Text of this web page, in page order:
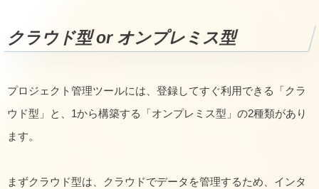
クラウド型 or オンプレミス型
プロジェクト管理ツールには、登録してすぐ利用できる「クラ
ウド型」と、1から構築する「オンプレミス型」の2種類があり
ます。
まずクラウド型は、クラウドでデータを管理するため、インタ